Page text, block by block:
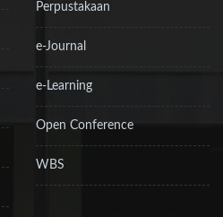
Perpustakaan
e-Journal
e-Learning
Open Conference
WBS